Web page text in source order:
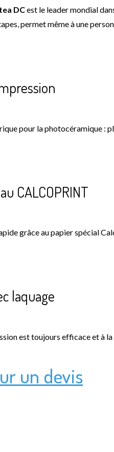
DCest le leader mondial
permet même à une
pour la photocéramique :
CALCOPRINT
grâce au papier spécial
laquage
est toujours efficace et à
un devis